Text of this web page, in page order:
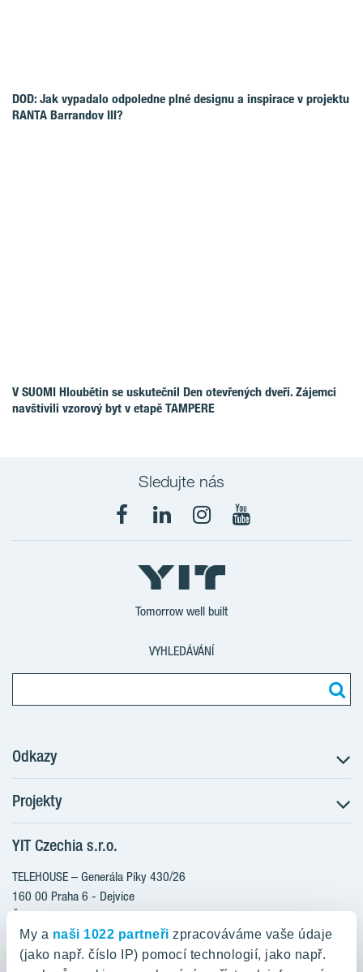
My a naši 1022 partneři zpracováváme vaše údaje
(jako např. číslo IP) pomocí technologií, jako např.
DOD: Jak vypadalo odpoledne plné designu a inspirace v projektu
RANTA Barrandov III?
V SUOMI Hloubětín se uskutečnil Den otevřených dveří. Zájemci
navštívili vzorový byt v etapě TAMPERE
Sledujte nás
Tomorrow well built
VYHLEDÁVÁNÍ
Odkazy
Postup koupě
Klientské změny
Aktuality
Blog
Kariéra
O nás
YIT PLUS
Projekty
RANTA Barrandov III
RANTA Barrandov IV
TOIVO Roztyly II
KALEVALA
YIT Czechia s.r.o.
TELEHOUSE – Generála Píky 430/26
160 00 Praha 6 - Dejvice
Česká republika
800 200 666